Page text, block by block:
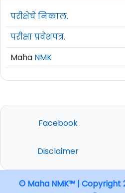
परीक्षेचे निकाल.
परीक्षा प्रवेशपत्र.
Maha NMK
Facebook
Disclaimer
© Maha NMK™ | Copyright